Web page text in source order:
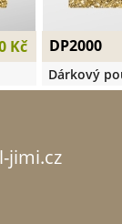
Kč DP2000
Dárkový
jimi.cz